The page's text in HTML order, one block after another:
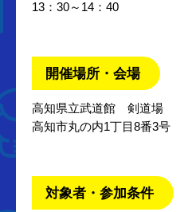
13：30～14：40
開催場所・会場
高知県立武道館 剣道場
高知市丸の内1丁目8番3号
対象者・参加条件